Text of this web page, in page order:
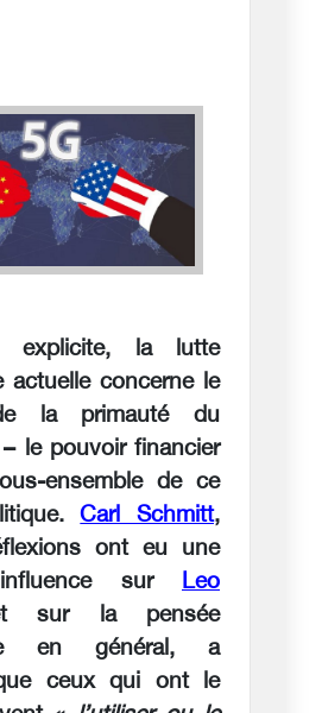
explicite, la lutte
actuelle concerne le
la primauté du
le pouvoir financier
ensemble de ce
Carl Schmitt,
ont eu une
sur Leo
sur la pensée
en général, a
ceux qui ont le